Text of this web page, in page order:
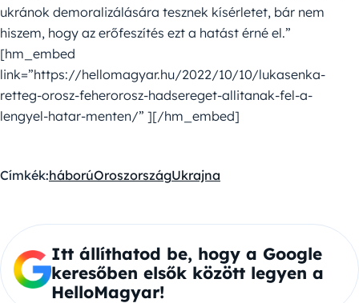
ukránok demoralizálására tesznek kísérletet, bár nem
hiszem, hogy az erőfeszítés ezt a hatást érné el.”
[hm_embed
link=”https://hellomagyar.hu/2022/10/10/lukasenka-
retteg-orosz-feherorosz-hadsereget-allitanak-fel-a-
lengyel-hatar-menten/” ][/hm_embed]
Címkék:háborúOroszországUkrajna
Itt állíthatod be, hogy a Google
keresőben elsők között legyen a
HelloMagyar!